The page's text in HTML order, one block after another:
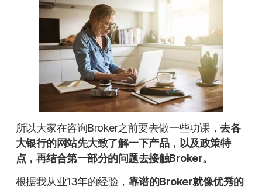
所以大家在咨询Broker之前要去做一些功课，去各
大银行的网站先大致了解一下产品，以及政策特
点，再结合第一部分的问题去接触Broker。
根据我从业13年的经验， 靠谱的Broker就像优秀的